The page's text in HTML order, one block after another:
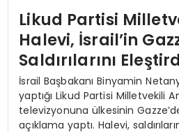
Likud Partisi
Halevi, İsrail’in
Saldırılarını
İsrail Başbakanı Binyamin
yaptığı Likud Partisi Milletvekili
televizyonuna ülkesinin
açıklama yaptı. Halevi,